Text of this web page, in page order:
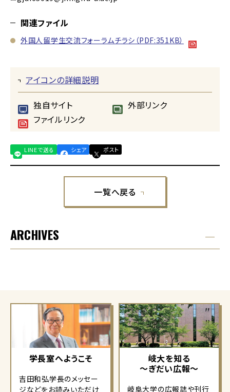
関連ファイル
外国人留学生交流フォーラムチラシ（PDF:351KB）
アイコンの詳細説明
独自サイト
外部リンク
ファイルリンク
LINEで送る シェア ポスト
一覧へ戻る
ARCHIVES
学長室へようこそ
吉田和弘学長のメッセー
ジなどをお読みいただけ
岐大を知る
～ぎだい広報～
岐阜大学の広報誌や刊行